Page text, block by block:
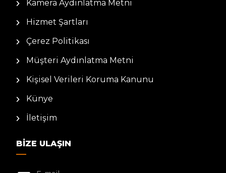
Kamera Aydınlatma Metni
Hizmet Şartları
Çerez Politikası
Müşteri Aydınlatma Metni
Kişisel Verileri Koruma Kanunu
Künye
İletişim
BIZE ULAŞIN